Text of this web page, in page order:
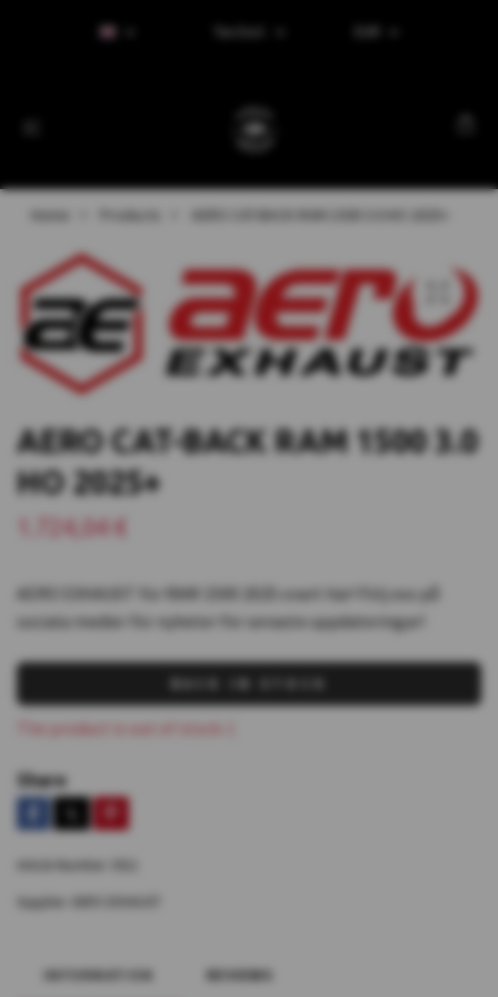
Tax Excl.
Home Products
AERO CAT-BACK RAM 1500 3.0
HO 2025+
1.724,04 €
AERO EXHAUST för RAM 1500 2025 snart här! Följ oss på
sociala medier för nyheter för senaste uppdateringar!
The product is out of stock :(
Share
Article Number:
Supplier:
INFORMATION REVIEWS